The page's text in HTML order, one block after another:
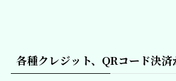
各種クレジット、QRコード決済